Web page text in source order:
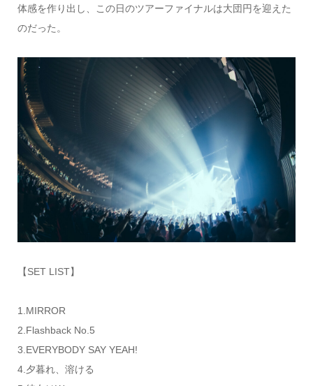
体感を作り出し、この日のツアーファイナルは大団円を迎えた
のだった。
【SET LIST】
1.MIRROR
2.Flashback No.5
3.EVERYBODY SAY YEAH!
4.夕暮れ、溶ける